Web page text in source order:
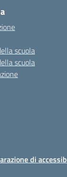
scuola
scuola
di